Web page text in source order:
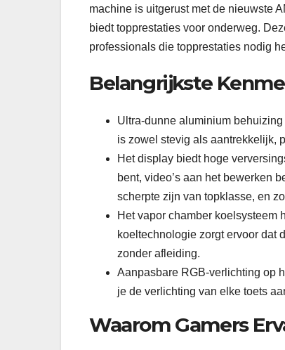
machine is uitgerust met de nieuwste
biedt topprestaties voor onderweg.
professionals die topprestaties nodig
Belangrijkste
Ultra-dunne aluminium
is zowel stevig als aantrekkelijk,
Het display biedt hoge
bent, video’s aan het bewerken
scherpte zijn van topklasse, en
Het vapor chamber koelsysteem
koeltechnologie zorgt ervoor dat
zonder afleiding.
Aanpasbare RGB-verlichting op
je de verlichting van elke toets
Waarom Gamers